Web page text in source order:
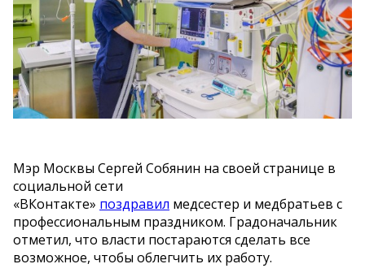
Мэр Москвы Сергей Собянин на своей странице в
социальной сети
«ВКонтакте» поздравил медсестер и медбратьев с
профессиональным праздником. Градоначальник
отметил, что власти постараются сделать все
возможное, чтобы облегчить их работу.